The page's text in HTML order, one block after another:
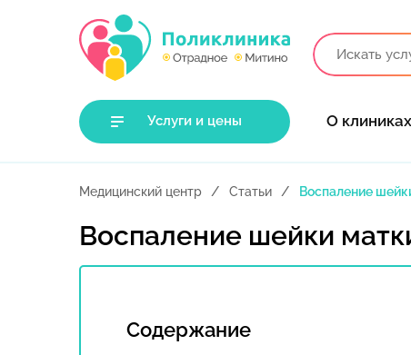
Услуги и цены О клиниках
Медицинский центр Статьи Воспаление
Воспаление шейки
Содержание